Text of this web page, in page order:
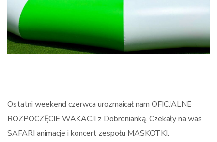
Ostatni weekend czerwca urozmaicał nam OFICJALNE
ROZPOCZĘCIE WAKACJI z Dobronianką. Czekały na was
SAFARI animacje i koncert zespołu MASKOTKI.